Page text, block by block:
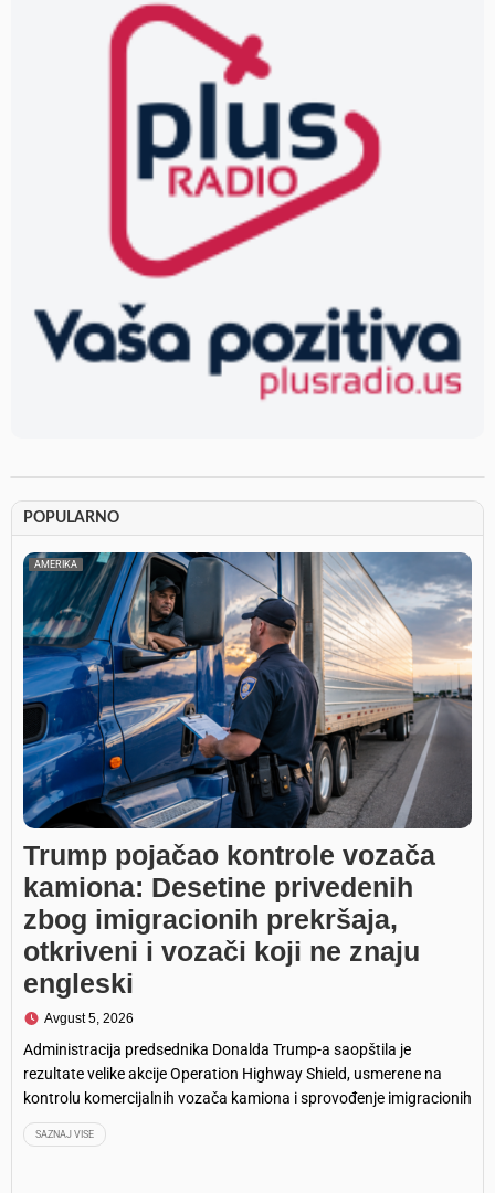
POPULARNO
AMERIKA
Trump pojačao kontrole vozača
kamiona: Desetine privedenih
zbog imigracionih prekršaja,
otkriveni i vozači koji ne znaju
engleski
Avgust 5, 2026
Administracija predsednika Donalda Trump-a saopštila je
rezultate velike akcije Operation Highway Shield, usmerene na
kontrolu komercijalnih vozača kamiona i sprovođenje imigracionih
propisa. Nakon početka akcije na Floridi, kontrole su proširene na
Illinois, Indiana, Iowa i Ohio. Prema podacima Department of
SAZNAJ VISE